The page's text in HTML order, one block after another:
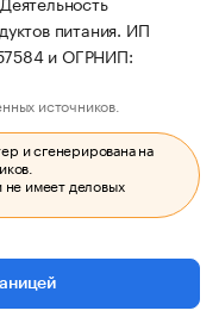
питания. ИП
и ОГРНИП:
источников.
и сгенерирована на
не имеет деловых